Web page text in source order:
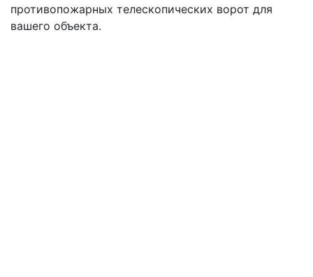
противопожарных телескопических ворот для
вашего объекта.